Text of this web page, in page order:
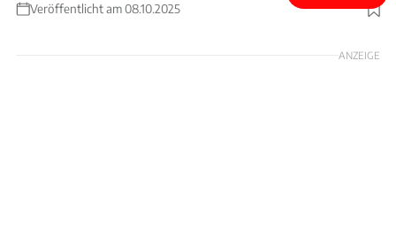
Veröffentlicht am 08.10.2025
Foto: Encor Design
ANZEIGE